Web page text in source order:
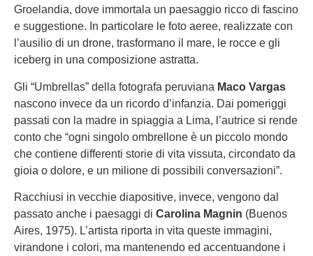
Groelandia, dove immortala un paesaggio ricco di fascino
e suggestione. In particolare le foto aeree, realizzate con
l’ausilio di un drone, trasformano il mare, le rocce e gli
iceberg in una composizione astratta.
Gli “Umbrellas” della fotografa peruviana Maco Vargas
nascono invece da un ricordo d’infanzia. Dai pomeriggi
passati con la madre in spiaggia a Lima, l’autrice si rende
conto che “ogni singolo ombrellone è un piccolo mondo
che contiene differenti storie di vita vissuta, circondato da
gioia o dolore, e un milione di possibili conversazioni”.
Racchiusi in vecchie diapositive, invece, vengono dal
passato anche i paesaggi di Carolina Magnin (Buenos
Aires, 1975). L’artista riporta in vita queste immagini,
virandone i colori, ma mantenendo ed accentuandone i